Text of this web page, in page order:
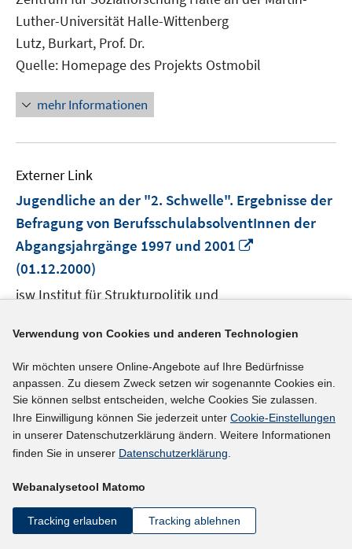
Fenster
öffnen
Luther-Universität Halle-Wittenberg
Lutz, Burkart, Prof. Dr.
Quelle: Homepage des Projekts Ostmobil
mehr Informationen
Externer Link
Jugendliche an der "2. Schwelle". Ergebnisse der
Befragung von BerufsschulabsolventInnen der
Abgangsjahrgänge 1997 und 2001
öffnen
(01.12.2000)
isw Institut für Strukturpolitik und
mbH
Wagner, Gerald
Quelle: Projektinformation des isw
mehr Informationen
Externer Link
Bekämpfung der Jugendarbeitslosigkeit:
Wissenschaftliche Begleitung des
Verwendung von Cookies und anderen Technologien
Wir möchten unsere Online-Angebote auf Ihre Bedürfnisse
anpassen. Zu diesem Zweck setzen wir sogenannte Cookies ein.
Sie können selbst entscheiden, welche Cookies Sie zulassen.
Ihre Einwilligung können Sie jederzeit unter Cookie-Einstellungen
in unserer Datenschutzerklärung ändern. Weitere Informationen
finden Sie in unserer Datenschutzerklärung.
Webanalysetool Matomo
Tracking erlauben Tracking ablehnen